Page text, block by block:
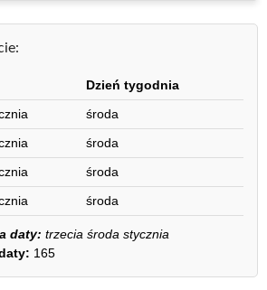
Dzień tygodnia
środa
środa
środa
środa
daty: trzecia środa stycznia
165